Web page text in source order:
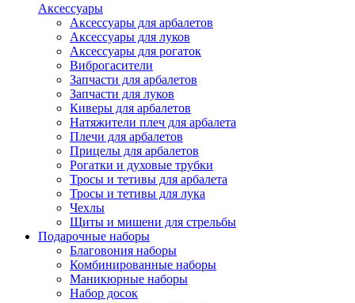
Аксессуары
Аксессуары для арбалетов
Аксессуары для луков
Аксессуары для рогаток
Виброгасители
Запчасти для арбалетов
Запчасти для луков
Киверы для арбалетов
Натяжители плеч для арбалета
Плечи для арбалетов
Прицелы для арбалетов
Рогатки и духовые трубки
Тросы и тетивы для арбалета
Тросы и тетивы для лука
Чехлы
Щиты и мишени для стрельбы
Подарочные наборы
Благовония наборы
Комбинированные наборы
Маникюрные наборы
Набор досок